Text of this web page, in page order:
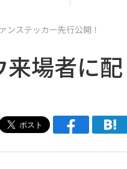
ンステッカー先行公開！
来場者に配